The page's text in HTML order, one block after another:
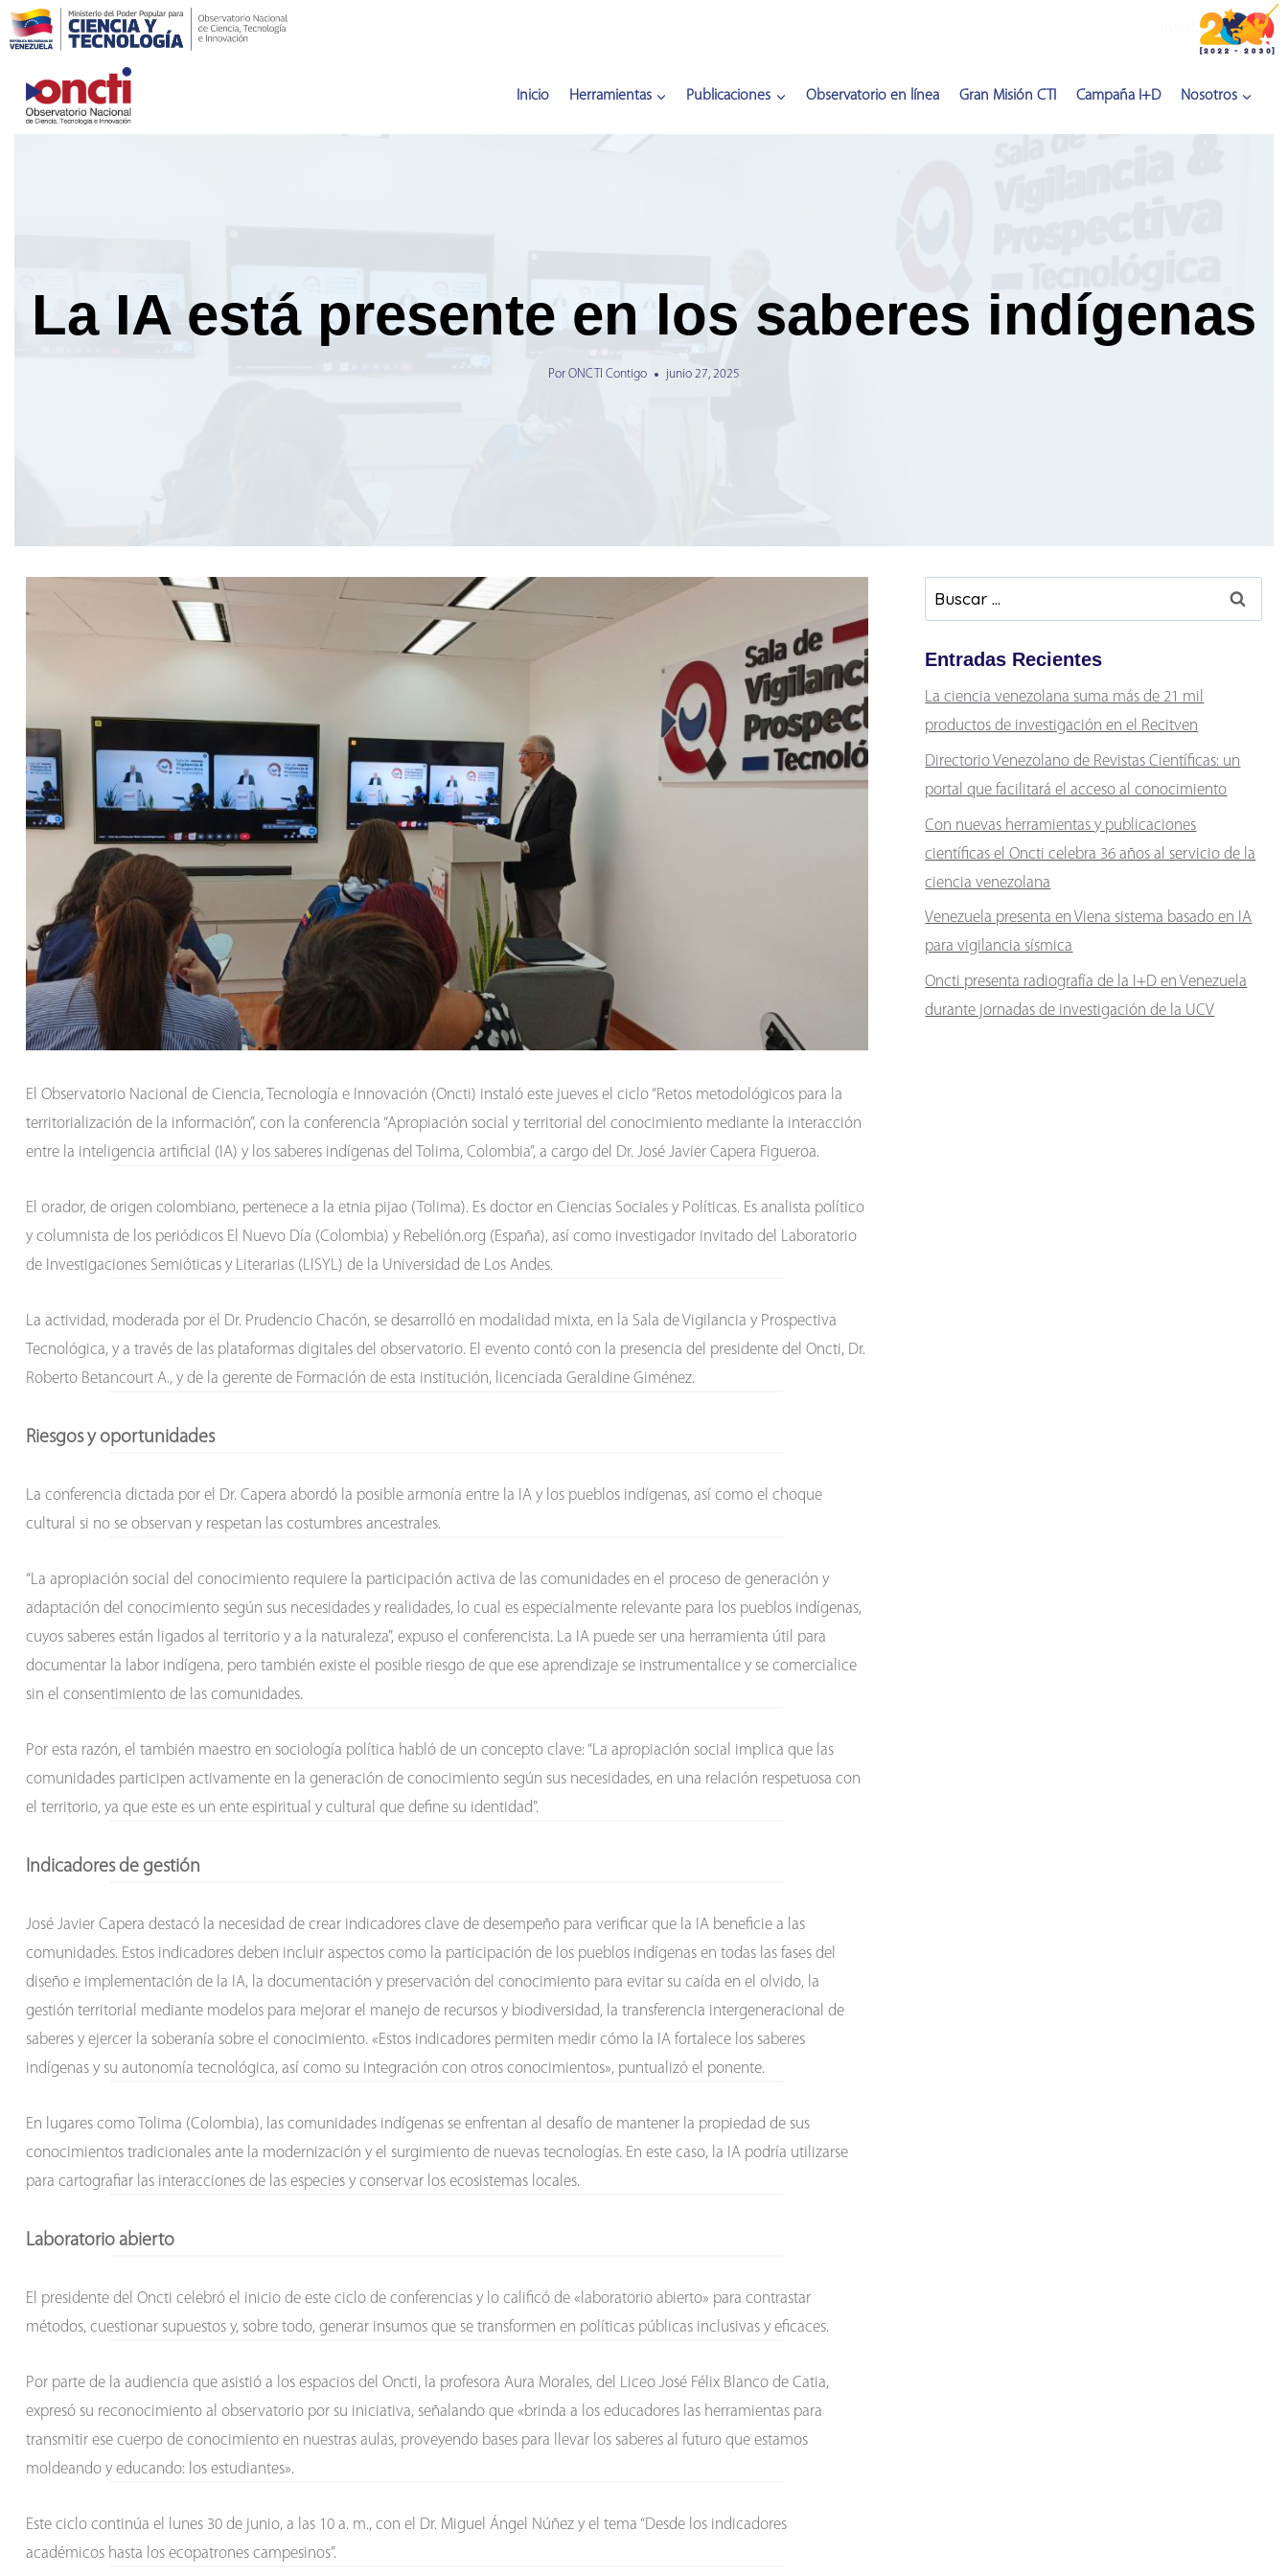
Saltar
al
Inserta HTML aquí
Inicio Herramientas Publicaciones Observatorio en línea Gran Misión CTI Campaña I+D Nosotros
La IA está presente en los saberes indígenas
Por ONCTI Contigo junio 27, 2025
El Observatorio Nacional de Ciencia, Tecnología e Innovación (Oncti) instaló este jueves el ciclo “Retos metodológicos para la
territorialización de la información”, con la conferencia “Apropiación social y territorial del conocimiento mediante la interacción
entre la inteligencia artificial (IA) y los saberes indígenas del Tolima, Colombia”, a cargo del Dr. José Javier Capera Figueroa.
El orador, de origen colombiano, pertenece a la etnia pijao (Tolima). Es doctor en Ciencias Sociales y Políticas. Es analista político
y columnista de los periódicos El Nuevo Día (Colombia) y Rebelión.org (España), así como investigador invitado del Laboratorio
de Investigaciones Semióticas y Literarias (LISYL) de la Universidad de Los Andes.
La actividad, moderada por el Dr. Prudencio Chacón, se desarrolló en modalidad mixta, en la Sala de Vigilancia y Prospectiva
Tecnológica, y a través de las plataformas digitales del observatorio. El evento contó con la presencia del presidente del Oncti, Dr.
Roberto Betancourt A., y de la gerente de Formación de esta institución, licenciada Geraldine Giménez.
Riesgos y oportunidades
La conferencia dictada por el Dr. Capera abordó la posible armonía entre la IA y los pueblos indígenas, así como el choque
cultural si no se observan y respetan las costumbres ancestrales.
“La apropiación social del conocimiento requiere la participación activa de las comunidades en el proceso de generación y
adaptación del conocimiento según sus necesidades y realidades, lo cual es especialmente relevante para los pueblos indígenas,
cuyos saberes están ligados al territorio y a la naturaleza”, expuso el conferencista. La IA puede ser una herramienta útil para
documentar la labor indígena, pero también existe el posible riesgo de que ese aprendizaje se instrumentalice y se comercialice
sin el consentimiento de las comunidades.
Por esta razón, el también maestro en sociología política habló de un concepto clave: “La apropiación social implica que las
comunidades participen activamente en la generación de conocimiento según sus necesidades, en una relación respetuosa con
el territorio, ya que este es un ente espiritual y cultural que define su identidad”.
Indicadores de gestión
José Javier Capera destacó la necesidad de crear indicadores clave de desempeño para verificar que la IA beneficie a las
comunidades. Estos indicadores deben incluir aspectos como la participación de los pueblos indígenas en todas las fases del
diseño e implementación de la IA, la documentación y preservación del conocimiento para evitar su caída en el olvido, la
gestión territorial mediante modelos para mejorar el manejo de recursos y biodiversidad, la transferencia intergeneracional de
saberes y ejercer la soberanía sobre el conocimiento. «Estos indicadores permiten medir cómo la IA fortalece los saberes
indígenas y su autonomía tecnológica, así como su integración con otros conocimientos», puntualizó el ponente.
En lugares como Tolima (Colombia), las comunidades indígenas se enfrentan al desafío de mantener la propiedad de sus
conocimientos tradicionales ante la modernización y el surgimiento de nuevas tecnologías. En este caso, la IA podría utilizarse
para cartografiar las interacciones de las especies y conservar los ecosistemas locales.
Laboratorio abierto
El presidente del Oncti celebró el inicio de este ciclo de conferencias y lo calificó de «laboratorio abierto» para contrastar
métodos, cuestionar supuestos y, sobre todo, generar insumos que se transformen en políticas públicas inclusivas y eficaces.
Por parte de la audiencia que asistió a los espacios del Oncti, la profesora Aura Morales, del Liceo José Félix Blanco de Catia,
expresó su reconocimiento al observatorio por su iniciativa, señalando que «brinda a los educadores las herramientas para
transmitir ese cuerpo de conocimiento en nuestras aulas, proveyendo bases para llevar los saberes al futuro que estamos
moldeando y educando: los estudiantes».
Este ciclo continúa el lunes 30 de junio, a las 10 a. m., con el Dr. Miguel Ángel Núñez y el tema “Desde los indicadores
académicos hasta los ecopatrones campesinos”.
Buscar:
Entradas Recientes
La ciencia venezolana suma más de 21 mil
productos de investigación en el Recitven
Directorio Venezolano de Revistas Científicas: un
portal que facilitará el acceso al conocimiento
Con nuevas herramientas y publicaciones
científicas el Oncti celebra 36 años al servicio de la
ciencia venezolana
Venezuela presenta en Viena sistema basado en IA
para vigilancia sísmica
Oncti presenta radiografía de la I+D en Venezuela
durante jornadas de investigación de la UCV